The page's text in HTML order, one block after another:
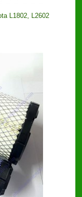
L1802, L2602